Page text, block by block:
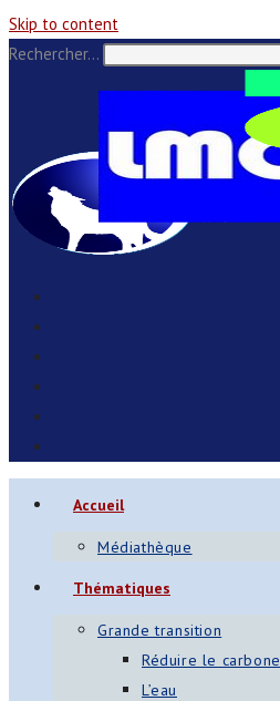
Skip to content
Rechercher…
Accueil
Médiathèque
Thématiques
Grande transition
Réduire le carbone
L’eau